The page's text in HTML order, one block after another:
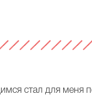
стал для меня